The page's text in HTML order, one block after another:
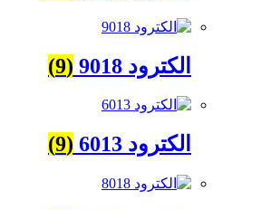
الکترود 9018 (9)
الکترود 6013 (9)